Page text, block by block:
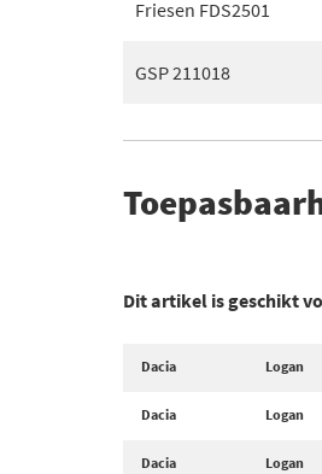
Friesen FDS2501
GSP 211018
Dit artikel is geschikt
Dacia Logan
Dacia Logan
Dacia Logan